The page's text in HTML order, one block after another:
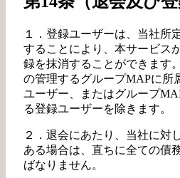
１．登録ユーザーは、当社所
することにより、本サービス
録を抹消することができます
の管理するグループMAPに所
ユーザー、またはグループ
る登録ユーザーを除きます。
２．退会にあたり、当社に対
ある場合は、直ちに全ての債
ばなりません。